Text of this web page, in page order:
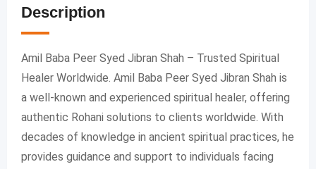
Description
Amil Baba Peer Syed Jibran Shah – Trusted Spiritual
Healer Worldwide. Amil Baba Peer Syed Jibran Shah is
a well-known and experienced spiritual healer, offering
authentic Rohani solutions to clients worldwide. With
decades of knowledge in ancient spiritual practices, he
provides guidance and support to individuals facing